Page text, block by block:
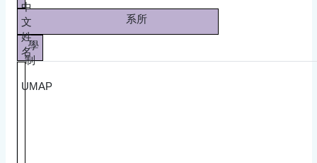
中
文
姓
名
系所
學
制
UMAP